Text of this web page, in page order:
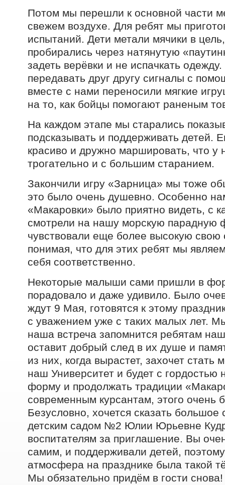
Потом мы перешли к основной части
свежем воздухе. Для ребят мы
испытаний. Дети метали мячики в
пробирались через натянутую
задеть верёвки и не испачкать
передавать друг другу сигналы с
вместе с нами переносили мягкие
на то, как бойцы помогают раненым
На каждом этапе мы старались
подсказывать и поддерживать детей.
красиво и дружно маршировать, что у
трогательно и с большим старанием.
Закончили игру «Зарница» мы тоже
это было очень душевно. Особенно
«Макаровки» было приятно видеть, с
смотрели на нашу морскую парадную
чувствовали еще более высокую свою
понимая, что для этих ребят мы
себя соответственно.
Некоторые малыши сами пришли в
порадовало и даже удивило. Было
ждут 9 Мая, готовятся к этому
с уважением уже с таких малых лет.
наша встреча запомнится ребятам
оставит добрый след в их душе и
из них, когда вырастет, захочет стать
наш Университет и будет с гордостью
форму и продолжать традиции
современным курсантам, этого очень
Безусловно, хочется сказать
детским садом №2 Юлии Юрьевне
воспитателям за приглашение. Вы
самим, и поддерживали детей,
атмосфера на празднике была такой
Мы обязательно придём в гости снова!